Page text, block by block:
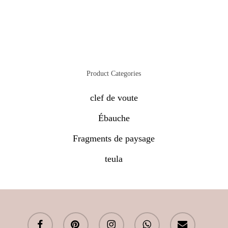
Product Categories
clef de voute
Ébauche
Fragments de paysage
teula
facebook pinterest instagram whatsapp email